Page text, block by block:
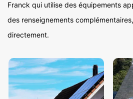
Franck qui utilise des équipements
des renseignements
directement.